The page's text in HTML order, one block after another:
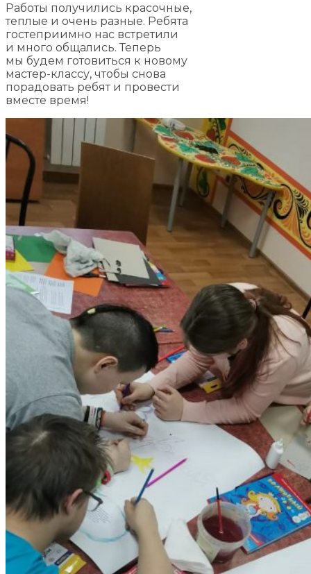
Работы получились красочные,
теплые и очень разные. Ребята
гостеприимно нас встретили
и много общались. Теперь
мы будем готовиться к новому
мастер-классу, чтобы снова
порадовать ребят и провести
вместе время!